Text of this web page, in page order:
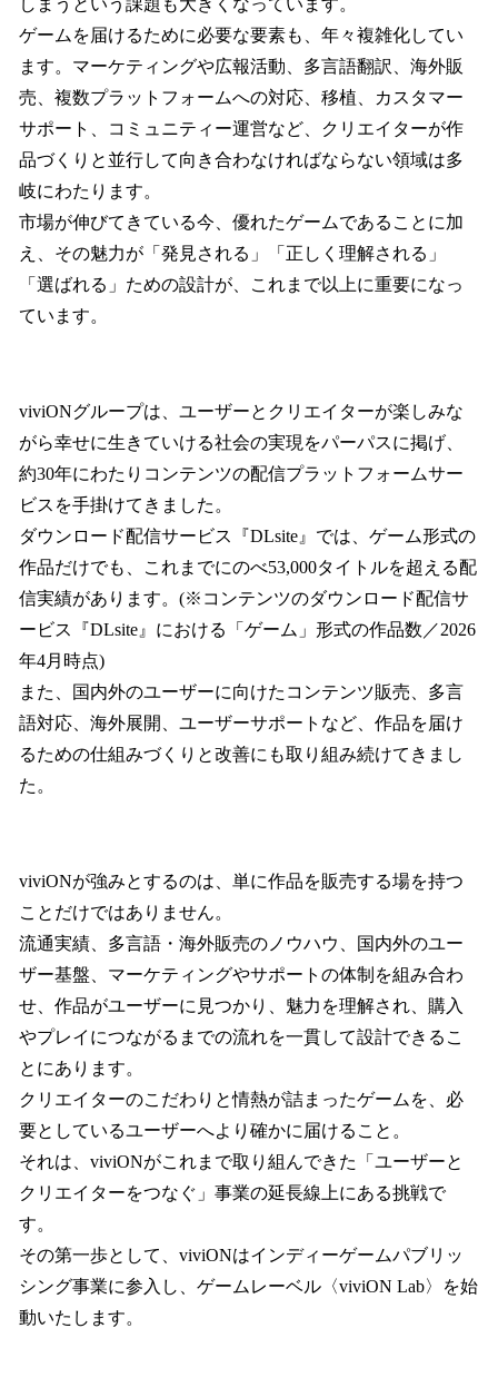
しまうという課題も大きくなっています。
ゲームを届けるために必要な要素も、年々複雑化してい
ます。マーケティングや広報活動、多言語翻訳、海外販
売、複数プラットフォームへの対応、移植、カスタマー
サポート、コミュニティー運営など、クリエイターが作
品づくりと並行して向き合わなければならない領域は多
岐にわたります。
市場が伸びてきている今、優れたゲームであることに加
え、その魅力が「発見される」「正しく理解される」
「選ばれる」ための設計が、これまで以上に重要になっ
ています。
viviONグループは、ユーザーとクリエイターが楽しみな
がら幸せに生きていける社会の実現をパーパスに掲げ、
約30年にわたりコンテンツの配信プラットフォームサー
ビスを手掛けてきました。
ダウンロード配信サービス『DLsite』では、ゲーム形式の
作品だけでも、これまでにのべ53,000タイトルを超える配
信実績があります。(※コンテンツのダウンロード配信サ
ービス『DLsite』における「ゲーム」形式の作品数／2026
年4月時点)
また、国内外のユーザーに向けたコンテンツ販売、多言
語対応、海外展開、ユーザーサポートなど、作品を届け
るための仕組みづくりと改善にも取り組み続けてきまし
た。
viviONが強みとするのは、単に作品を販売する場を持つ
ことだけではありません。
流通実績、多言語・海外販売のノウハウ、国内外のユー
ザー基盤、マーケティングやサポートの体制を組み合わ
せ、作品がユーザーに見つかり、魅力を理解され、購入
やプレイにつながるまでの流れを一貫して設計できるこ
とにあります。
クリエイターのこだわりと情熱が詰まったゲームを、必
要としているユーザーへより確かに届けること。
それは、viviONがこれまで取り組んできた「ユーザーと
クリエイターをつなぐ」事業の延長線上にある挑戦で
す。
その第一歩として、viviONはインディーゲームパブリッ
シング事業に参入し、ゲームレーベル〈viviON Lab〉を始
動いたします。